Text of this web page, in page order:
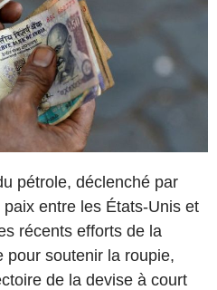
pétrole, déclenché par
entre les États-Unis et
récents efforts de la
pour soutenir la roupie,
de la devise à court